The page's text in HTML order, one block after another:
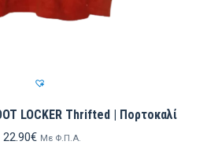
LOCKER Thrifted | Πορτοκαλί
22.90€ Με Φ.Π.Α.